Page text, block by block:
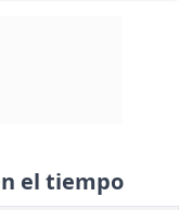
el tiempo